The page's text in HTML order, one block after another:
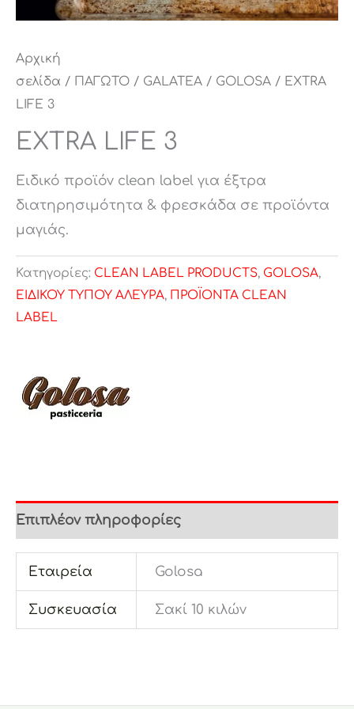
Αρχική
σελίδα / ΠΑΓΩΤΟ / GALATEA / GOLOSA / EXTRA
LIFE 3
EXTRA LIFE 3
Ειδικό προϊόν clean label για έξτρα
διατηρησιμότητα & φρεσκάδα σε προϊόντα
μαγιάς.
Κατηγορίες: CLEAN LABEL PRODUCTS, GOLOSA,
ΕΙΔΙΚΟΥ ΤΥΠΟΥ ΑΛΕΥΡΑ, ΠΡΟΪΟΝΤΑ CLEAN
LABEL
Επιπλέον πληροφορίες
Εταιρεία Golosa
Συσκευασία Σακί 10 κιλών